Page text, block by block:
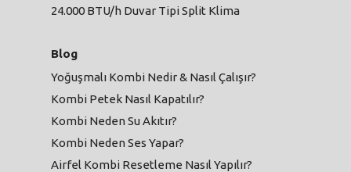
24.000 BTU/h Duvar Tipi Split Klima
Blog
Yoğuşmalı Kombi Nedir & Nasıl Çalışır?
Kombi Petek Nasıl Kapatılır?
Kombi Neden Su Akıtır?
Kombi Neden Ses Yapar?
Airfel Kombi Resetleme Nasıl Yapılır?